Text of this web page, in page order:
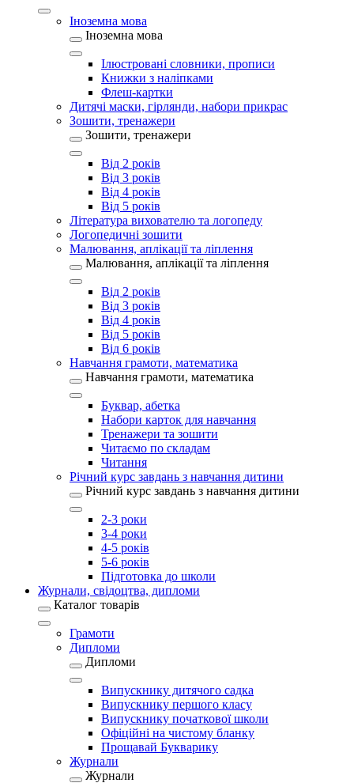
Іноземна мова
Іноземна мова
Ілюстровані словники, прописи
Книжки з наліпками
Флеш-картки
Дитячі маски, гірлянди, набори прикрас
Зошити, тренажери
Зошити, тренажери
Від 2 років
Від 3 років
Від 4 років
Від 5 років
Література вихователю та логопеду
Логопедичні зошити
Малювання, аплікації та ліплення
Малювання, аплікації та ліплення
Від 2 років
Від 3 років
Від 4 років
Від 5 років
Від 6 років
Навчання грамоти, математика
Навчання грамоти, математика
Буквар, абетка
Набори карток для навчання
Тренажери та зошити
Читаємо по складам
Читання
Річний курс завдань з навчання дитини
Річний курс завдань з навчання дитини
2-3 роки
3-4 роки
4-5 років
5-6 років
Підготовка до школи
Журнали, свідоцтва, дипломи
Каталог товарів
Грамоти
Дипломи
Дипломи
Випускнику дитячого садка
Випускнику першого класу
Випускнику початкової школи
Офіційні на чистому бланку
Прощавай Букварику
Журнали
Журнали